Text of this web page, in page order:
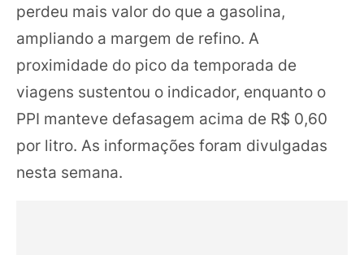
perdeu mais valor do que a gasolina,
ampliando a margem de refino. A
proximidade do pico da temporada de
viagens sustentou o indicador, enquanto o
PPI manteve defasagem acima de R$ 0,60
por litro. As informações foram divulgadas
nesta semana.